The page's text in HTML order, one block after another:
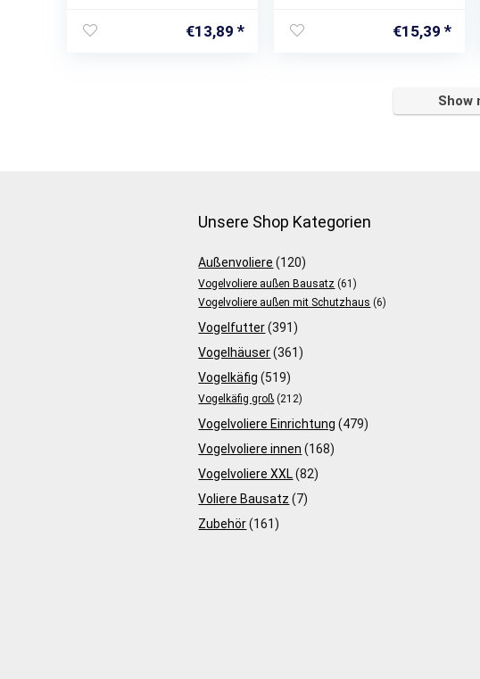
€13,89 €15,39
Show
Unsere Shop Kategorien
Außenvoliere (120)
Vogelvoliere außen Bausatz (61)
Vogelvoliere außen mit Schutzhaus (6)
Vogelfutter (391)
Vogelhäuser (361)
Vogelkäfig (519)
Vogelkäfig groß (212)
Vogelvoliere Einrichtung (479)
Vogelvoliere innen (168)
Vogelvoliere XXL (82)
Voliere Bausatz (7)
Zubehör (161)